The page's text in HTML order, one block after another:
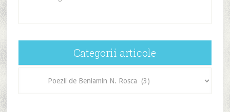
Categorii articole